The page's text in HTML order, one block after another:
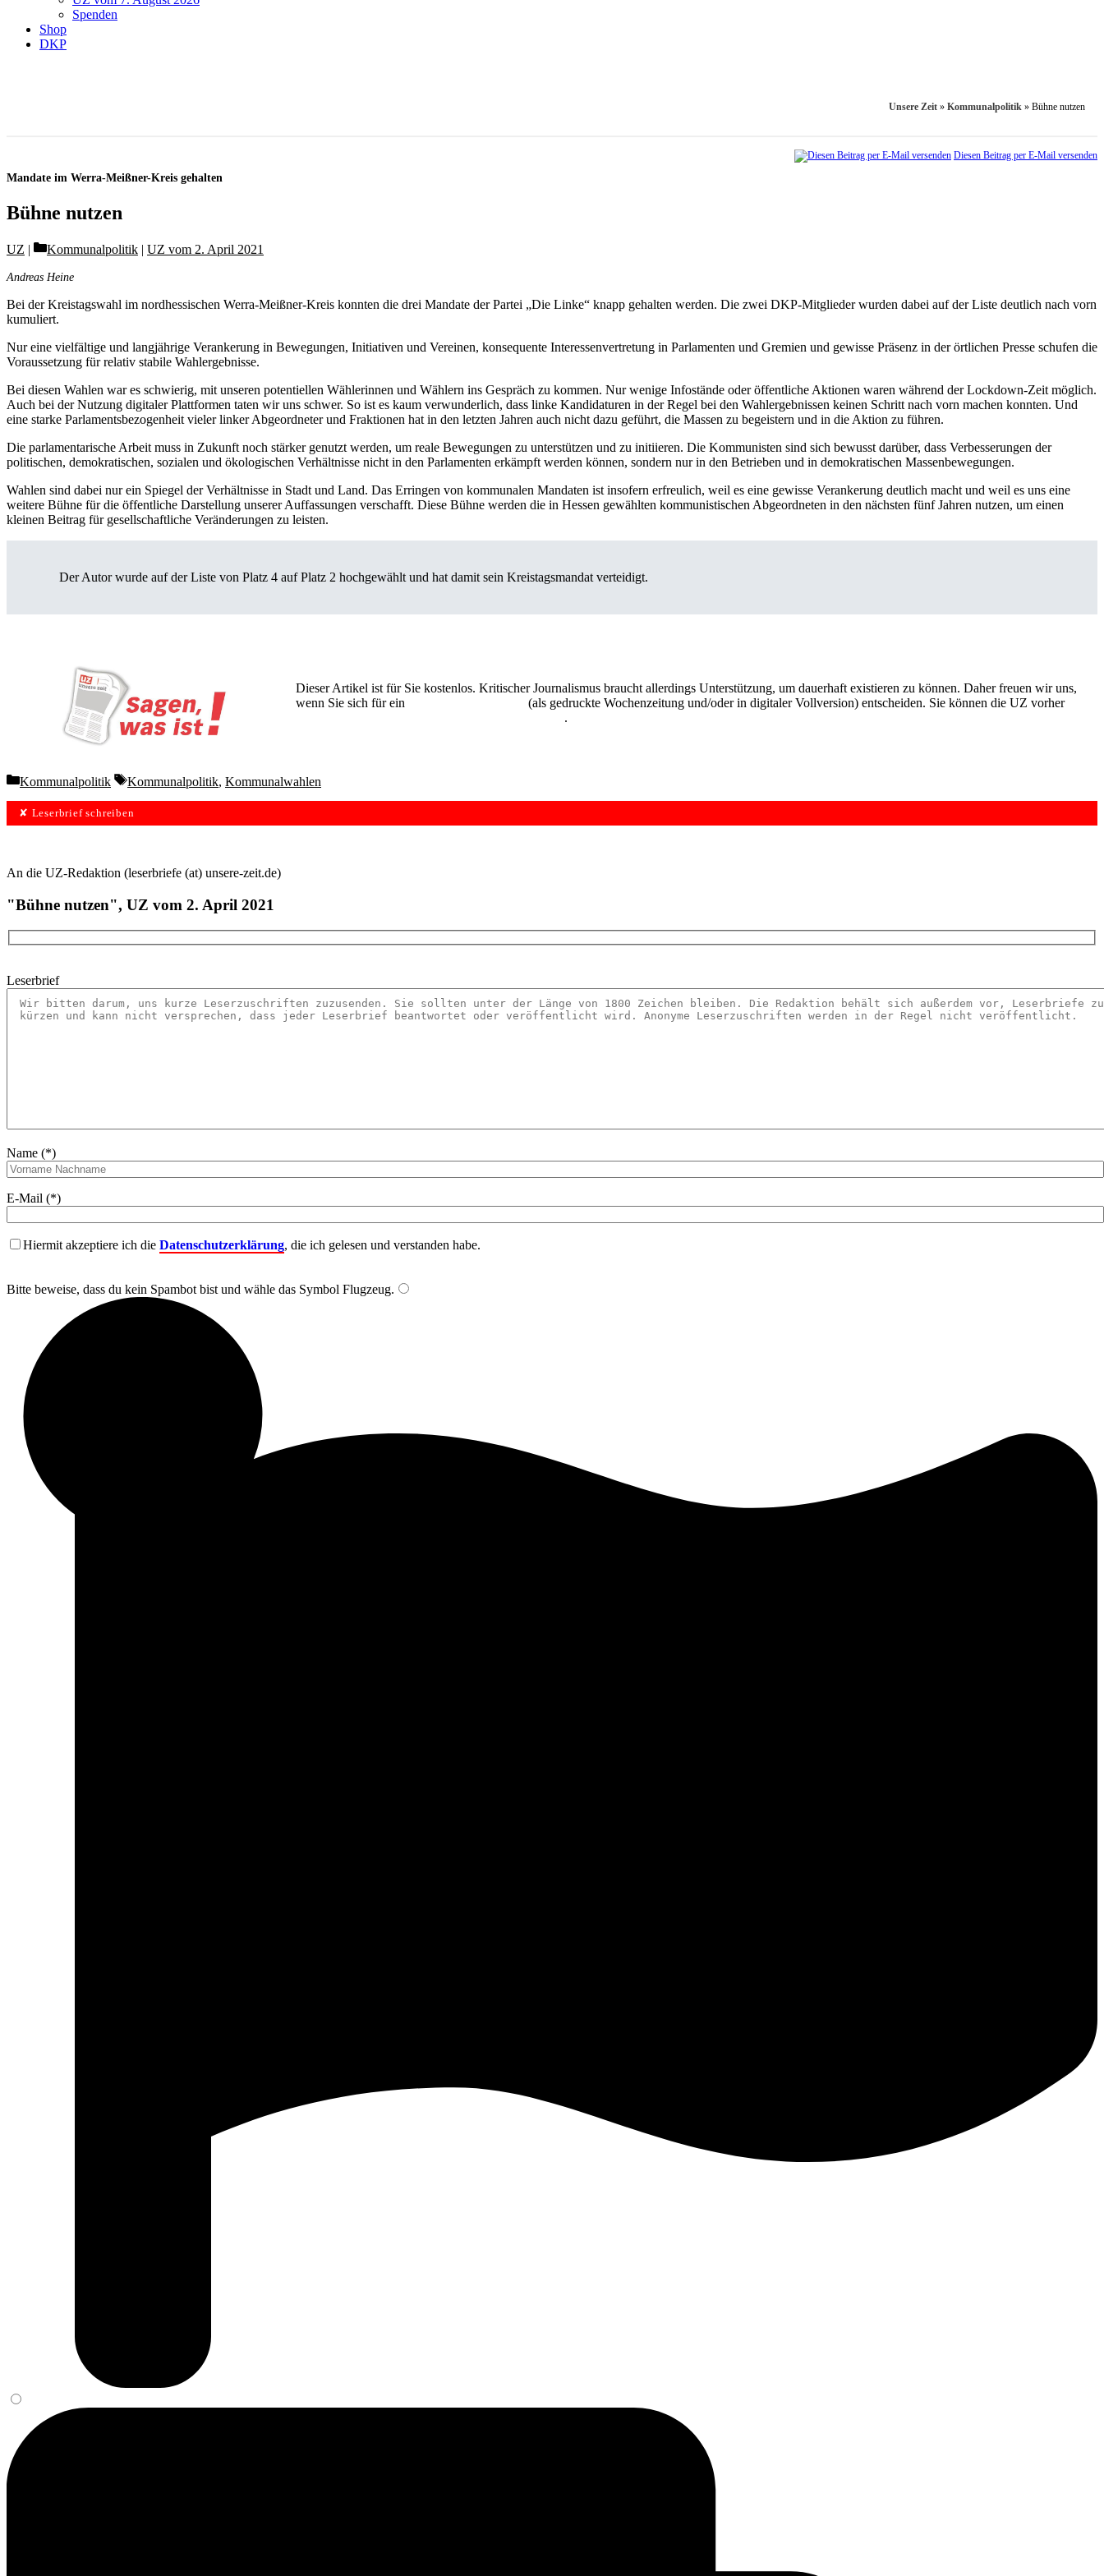
Spenden
Shop
DKP
Unsere Zeit » Kommunalpolitik » Bühne nutzen
Diesen Beitrag per E-Mail versenden
Mandate im Werra-Meißner-Kreis gehalten
Bühne nutzen
UZ Categories
Kommunalpolitik | UZ vom 2. April 2021
Andreas Heine
Bei der Kreistagswahl im nordhessischen Werra-Meißner-Kreis konnten die drei Mandate der Partei „Die Linke“ knapp gehalten werden. Die zwei DKP-Mitglieder wurden dabei auf der Liste deutlich nach vorn
kumuliert.
Nur eine vielfältige und langjährige Verankerung in Bewegungen, Initiativen und Vereinen, konsequente Interessenvertretung in Parlamenten und Gremien und gewisse Präsenz in der örtlichen Presse schufen die
Voraussetzung für relativ stabile Wahlergebnisse.
Bei diesen Wahlen war es schwierig, mit unseren potentiellen Wählerinnen und Wählern ins Gespräch zu kommen. Nur wenige Infostände oder öffentliche Aktionen waren während der Lockdown-Zeit möglich.
Auch bei der Nutzung digitaler Plattformen taten wir uns schwer. So ist es kaum verwunderlich, dass linke Kandidaturen in der Regel bei den Wahlergebnissen keinen Schritt nach vorn machen konnten. Und
eine starke Parlamentsbezogenheit vieler linker Abgeordneter und Fraktionen hat in den letzten Jahren auch nicht dazu geführt, die Massen zu begeistern und in die Aktion zu führen.
Die parlamentarische Arbeit muss in Zukunft noch stärker genutzt werden, um reale Bewegungen zu unterstützen und zu initiieren. Die Kommunisten sind sich bewusst darüber, dass Verbesserungen der
politischen, demokratischen, sozialen und ökologischen Verhältnisse nicht in den Parlamenten erkämpft werden können, sondern nur in den Betrieben und in demokratischen Massenbewegungen.
Wahlen sind dabei nur ein Spiegel der Verhältnisse in Stadt und Land. Das Erringen von kommunalen Mandaten ist insofern erfreulich, weil es eine gewisse Verankerung deutlich macht und weil es uns eine
weitere Bühne für die öffentliche Darstellung unserer Auffassungen verschafft. Diese Bühne werden die in Hessen gewählten kommunistischen Abgeordneten in den nächsten fünf Jahren nutzen, um einen
kleinen Beitrag für gesellschaftliche Veränderungen zu leisten.
Der Autor wurde auf der Liste von Platz 4 auf Platz 2 hochgewählt und hat damit sein Kreistagsmandat verteidigt.
Dieser Artikel ist für Sie kostenlos. Kritischer Journalismus braucht allerdings Unterstützung, um dauerhaft existieren zu können. Daher freuen wir uns,
wenn Sie sich für ein
(als gedruckte Wochenzeitung und/oder in digitaler Vollversion) entscheiden. Sie können die UZ vorher
.
Categories
Kommunalpolitik Tags
Kommunalpolitik, Kommunalwahlen
✘ Leserbrief schreiben
An die UZ-Redaktion (leserbriefe (at) unsere-zeit.de)
"Bühne nutzen", UZ vom 2. April 2021
Leserbrief
Name (*)
E-Mail (*)
Hiermit akzeptiere ich die Datenschutzerklärung, die ich gelesen und verstanden habe.
Bitte beweise, dass du kein Spambot bist und wähle das Symbol Flugzeug.